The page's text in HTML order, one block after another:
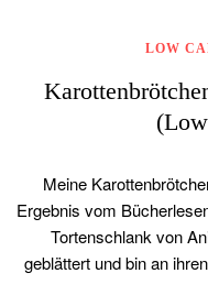
LOW
Meine
Ergebnis vom
Tortenschlank von
geblättert und bin an